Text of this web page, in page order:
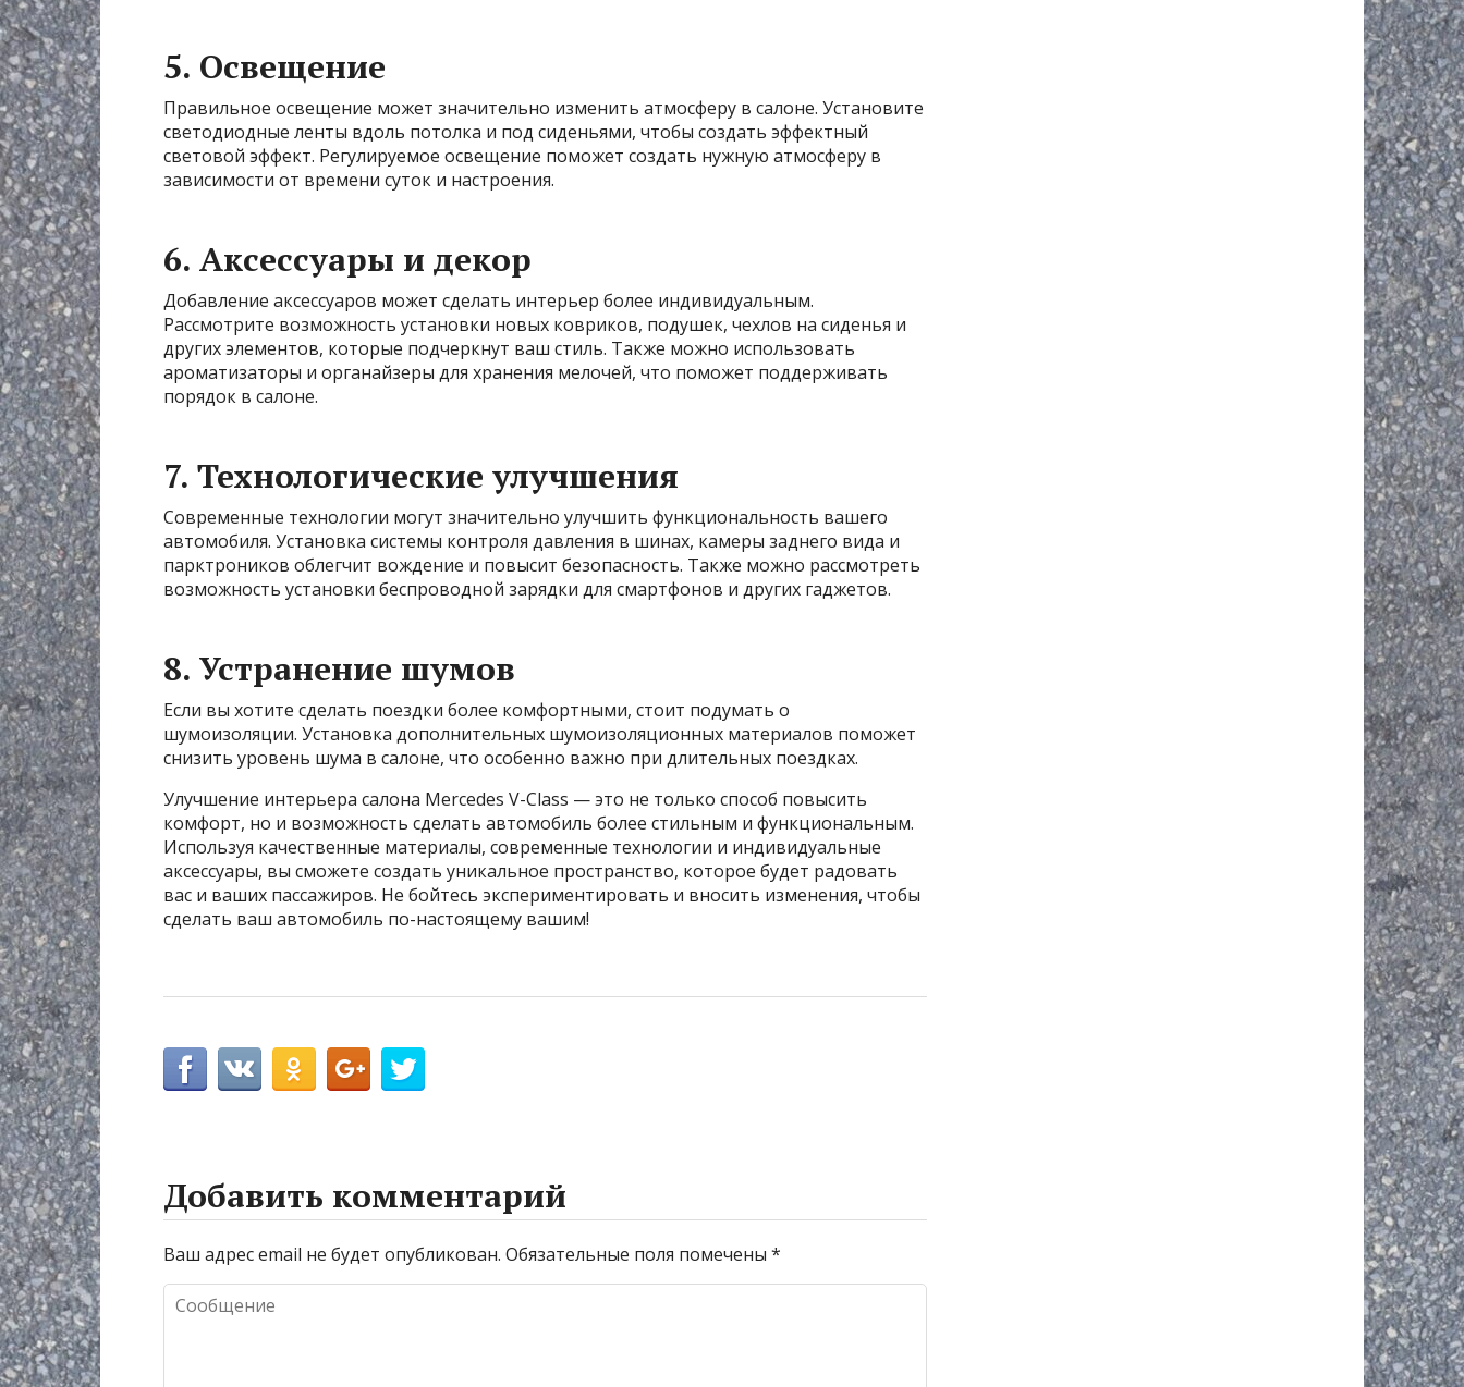
5. Освещение
Правильное освещение может значительно изменить атмосферу в салоне. Установите
светодиодные ленты вдоль потолка и под сиденьями, чтобы создать эффектный
световой эффект. Регулируемое освещение поможет создать нужную атмосферу в
зависимости от времени суток и настроения.
6. Аксессуары и декор
Добавление аксессуаров может сделать интерьер более индивидуальным.
Рассмотрите возможность установки новых ковриков, подушек, чехлов на сиденья и
других элементов, которые подчеркнут ваш стиль. Также можно использовать
ароматизаторы и органайзеры для хранения мелочей, что поможет поддерживать
порядок в салоне.
7. Технологические улучшения
Современные технологии могут значительно улучшить функциональность вашего
автомобиля. Установка системы контроля давления в шинах, камеры заднего вида и
парктроников облегчит вождение и повысит безопасность. Также можно рассмотреть
возможность установки беспроводной зарядки для смартфонов и других гаджетов.
8. Устранение шумов
Если вы хотите сделать поездки более комфортными, стоит подумать о
шумоизоляции. Установка дополнительных шумоизоляционных материалов поможет
снизить уровень шума в салоне, что особенно важно при длительных поездках.
Улучшение интерьера салона Mercedes V-Class — это не только способ повысить
комфорт, но и возможность сделать автомобиль более стильным и функциональным.
Используя качественные материалы, современные технологии и индивидуальные
аксессуары, вы сможете создать уникальное пространство, которое будет радовать
вас и ваших пассажиров. Не бойтесь экспериментировать и вносить изменения, чтобы
сделать ваш автомобиль по-настоящему вашим!
Добавить комментарий
Ваш адрес email не будет опубликован. Обязательные поля помечены *